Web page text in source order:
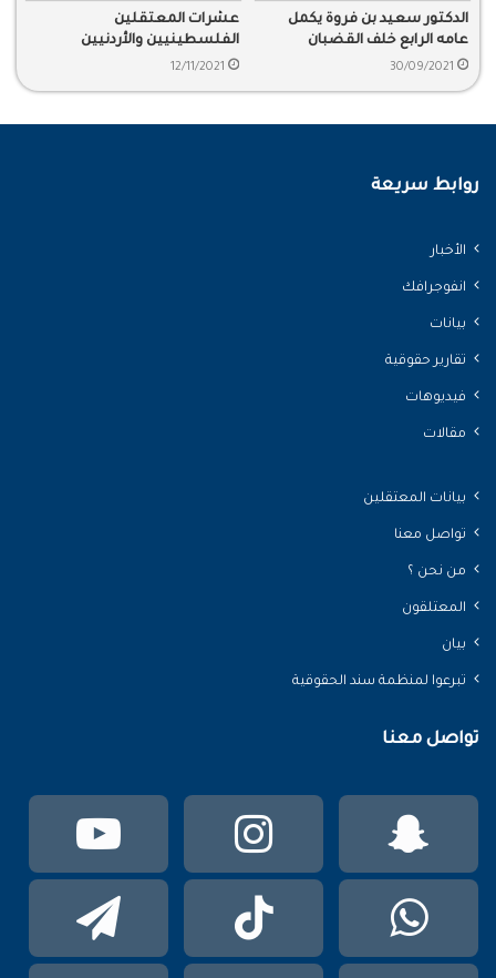
الدكتور سعيد بن فروة يكمل
عامه الرابع خلف القضبان
30/09/2021
عشرات المعتقلين
الفلسطينيين والأردنيين
تتهمهم حكومة الرياض بالإرهاب
12/11/2021
روابط سريعة
الأخبار
انفوجرافك
بيانات
تقارير حقوقية
فيديوهات
مقالات
بيانات المعتقلين
تواصل معنا
من نحن ؟
المعتلقون
بيان
تبرعوا لمنظمة سند الحقوقية
تواصل معنا
انستقرام
سناب
TikTok واتساب